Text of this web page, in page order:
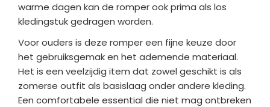
warme dagen kan de romper ook prima als los
kledingstuk gedragen worden.
Voor ouders is deze romper een fijne keuze door
het gebruiksgemak en het ademende materiaal.
Het is een veelzijdig item dat zowel geschikt is als
zomerse outfit als basislaag onder andere kleding.
Een comfortabele essential die niet mag ontbreken